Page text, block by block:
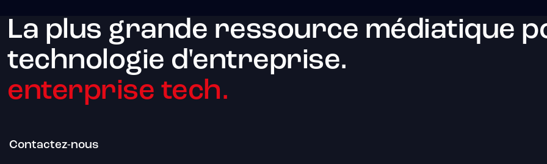
La plus grande ressource médiatique
technologie d'entreprise.
enterprise tech.
Contactez-nous